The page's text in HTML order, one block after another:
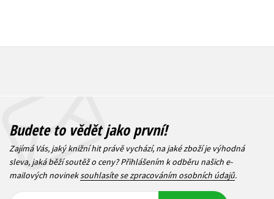
Budete to vědět jako první!
Zajímá Vás, jaký knižní hit právě vychází, na jaké zboží je výhodná
sleva, jaká běží soutěž o ceny? Přihlášením k odběru našich e-
mailových novineksouhlasíte se zpracováním osobních údajů.